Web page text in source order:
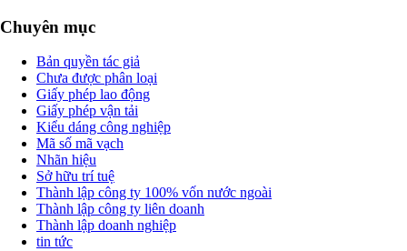
Chuyên mục
Bản quyền tác giả
Chưa được phân loại
Giấy phép lao động
Giấy phép vận tải
Kiểu dáng công nghiệp
Mã số mã vạch
Nhãn hiệu
Sở hữu trí tuệ
Thành lập công ty 100% vốn nước ngoài
Thành lập công ty liên doanh
Thành lập doanh nghiệp
tin tức